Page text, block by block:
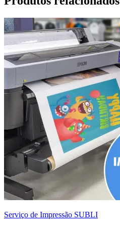
Serviço de Impressão SUBLI